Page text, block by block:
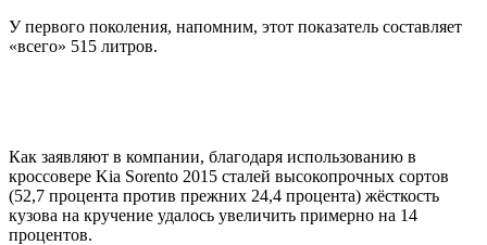
У первого поколения, напомним, этот показатель составляет
«всего» 515 литров.
Как заявляют в компании, благодаря использованию в
кроссовере Kia Sorento 2015 сталей высокопрочных сортов
(52,7 процента против прежних 24,4 процента) жёсткость
кузова на кручение удалось увеличить примерно на 14
процентов.